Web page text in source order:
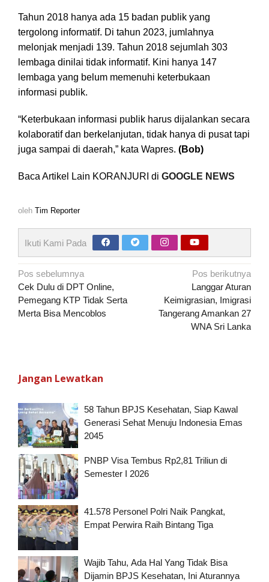
Tahun 2018 hanya ada 15 badan publik yang
tergolong informatif. Di tahun 2023, jumlahnya
melonjak menjadi 139. Tahun 2018 sejumlah 303
lembaga dinilai tidak informatif. Kini hanya 147
lembaga yang belum memenuhi keterbukaan
informasi publik.
“Keterbukaan informasi publik harus dijalankan secara
kolaboratif dan berkelanjutan, tidak hanya di pusat tapi
juga sampai di daerah,” kata Wapres. (Bob)
Baca Artikel Lain KORANJURI di GOOGLE NEWS
oleh Tim Reporter
Ikuti Kami Pada
Navigasi
pos
Pos sebelumnya
Cek Dulu di DPT Online,
Pemegang KTP Tidak Serta
Merta Bisa Mencoblos
Pos berikutnya
Langgar Aturan
Keimigrasian, Imigrasi
Tangerang Amankan 27
WNA Sri Lanka
Jangan Lewatkan
58 Tahun BPJS Kesehatan, Siap Kawal
Generasi Sehat Menuju Indonesia Emas
2045
PNBP Visa Tembus Rp2,81 Triliun di
Semester I 2026
41.578 Personel Polri Naik Pangkat,
Empat Perwira Raih Bintang Tiga
Wajib Tahu, Ada Hal Yang Tidak Bisa
Dijamin BPJS Kesehatan, Ini Aturannya